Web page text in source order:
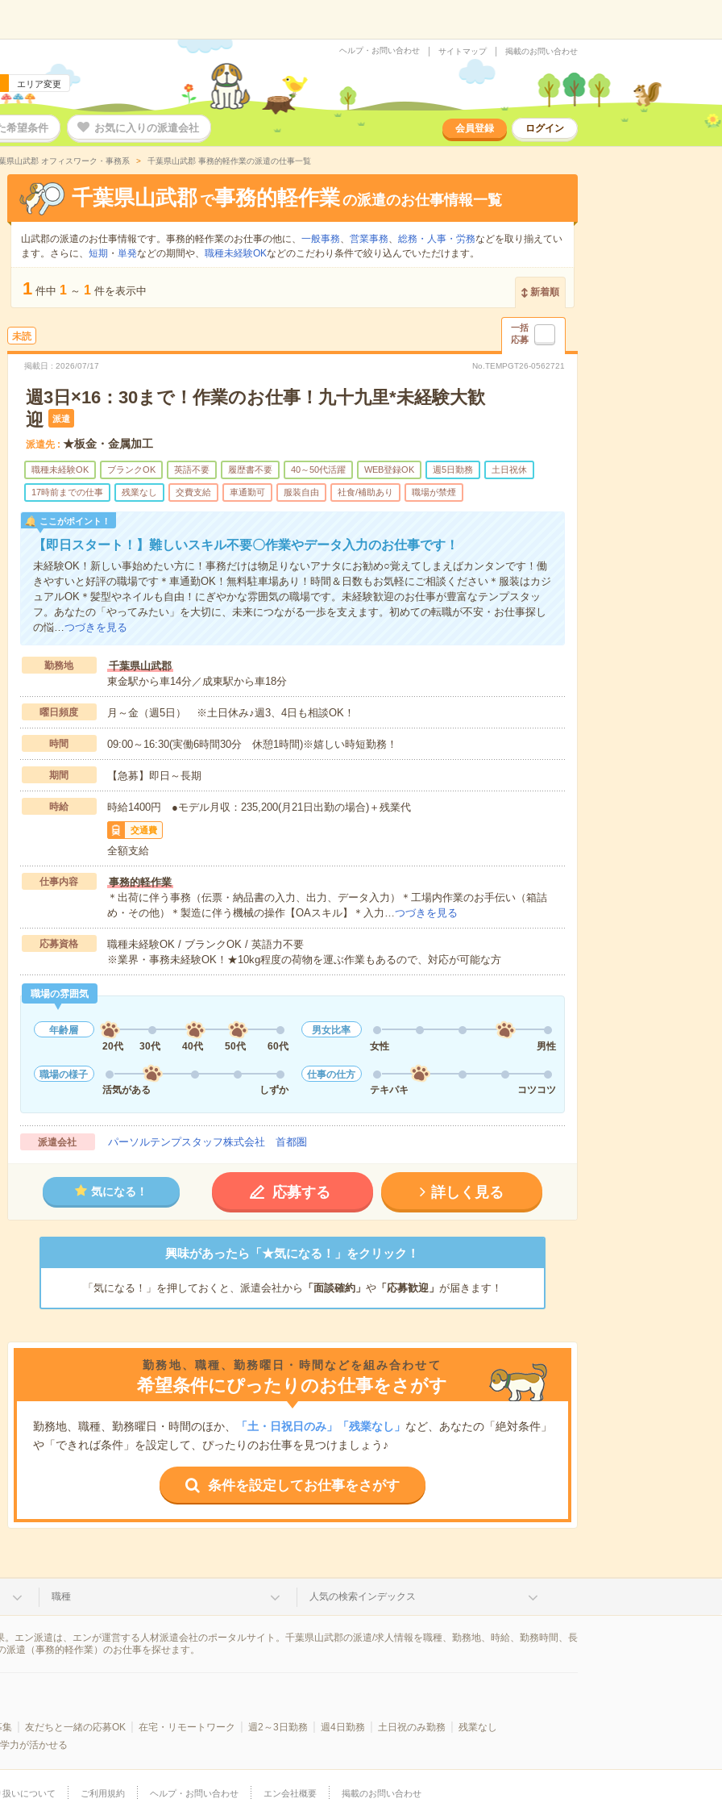
エリア変更
ヘルプ・お問い合わせ サイトマップ 掲載のお問い合わせ
希望条件 お気に入りの派遣会社 会員登録 ログイン
県山武郡 オフィスワーク・事務系 千葉県山武郡 事務的軽作業の派遣の仕事一覧
千葉県山武郡 で事務的軽作業の派遣のお仕事情報一覧
山武郡の派遣のお仕事情報です。事務的軽作業のお仕事の他に、 一般事務、 営業事務、 総務・人事・労務などを取り揃えてい
ます。さらに、 短期 ・ 単発などの期間や、 職種未経験OKなどのこだわり条件で絞り込んでいただけます。
1 件中 1 ～ 1 件を表示中 新着順
未読
一括
応募
掲載日 2026/07/17 No.TEMPGT26-0562721
週3日×16：30まで！作業のお仕事！九十九里*未経験大歓
迎
派遣
派遣先 ★板金・金属加工
職種未経験OK ブランクOK 英語不要 履歴書不要 40～50代活躍 WEB登録OK 週5日勤務 土日祝休
17時前までの仕事 残業なし 交費支給 車通勤可 服装自由 社食/補助あり 職場が禁煙
ここがポイント！
【即日スタート！】難しいスキル不要〇作業やデータ入力のお仕事です！
未経験OK！新しい事始めたい方に！事務だけは物足りないアナタにお勧め○覚えてしまえばカンタンです！働
きやすいと好評の職場です＊車通勤OK！無料駐車場あり！時間＆日数もお気軽にご相談ください＊服装はカジ
ュアルOK＊髪型やネイルも自由！にぎやかな雰囲気の職場です。未経験歓迎のお仕事が豊富なテンプスタッ
フ。あなたの「やってみたい」を大切に、未来につながる一歩を支えます。初めての転職が不安・お仕事探し
の悩…つづきを見る
勤務地
千葉県山武郡
東金駅から車14分／成東駅から車18分
曜日頻度 月～金（週5日） ※土日休み♪週3、4日も相談OK！
時間 09:00～16:30(実働6時間30分 休憩1時間)※嬉しい時短勤務！
期間 【急募】即日～長期
時給 時給1400円 ●モデル月収：235,200(月21日出勤の場合)＋残業代
交通費
全額支給
仕事内容
事務的軽作業
＊出荷に伴う事務（伝票・納品書の入力、出力、データ入力）＊工場内作業のお手伝い（箱詰
め・その他）＊製造に伴う機械の操作【OAスキル】＊入力…つづきを見る
応募資格
職種未経験OK / ブランクOK / 英語力不要
※業界・事務未経験OK！★10kg程度の荷物を運ぶ作業もあるので、対応が可能な方
職場の雰囲気
年齢層
20代
30代 40代 50代 60代
男女比率
女性
男性
職場の様子
活気がある
しずか
仕事の仕方
テキパキ
コツコツ
派遣会社 パーソルテンプスタッフ株式会社 首都圏
気になる！ 応募する 詳しく見る
興味があったら「★気になる！」をクリック！
「気になる！」を押しておくと、派遣会社から 「面談確約」 や「応募歓迎」 が届きます！
勤務地、職種、勤務曜日・時間などを組み合わせて
希望条件にぴったりのお仕事をさがす
勤務地、職種、勤務曜日・時間のほか、 「土・日祝日のみ」「残業なし」 など、あなたの「絶対条件」
や「できれば条件」を設定して、ぴったりのお仕事を見つけましょう♪
条件を設定してお仕事をさがす
職種 人気の検索インデックス
エン派遣は、エンが運営する人材派遣会社のポータルサイト。千葉県山武郡の派遣/求人情報を職種、勤務地、時給、勤務時間、長
遣（事務的軽作業）のお仕事を探せます。
集 友だちと一緒の応募OK 在宅・リモートワーク 週2～3日勤務 週4日勤務 土日祝のみ勤務
残業なし
力が活かせる
いについて ご利用規約 ヘルプ・お問い合わせ エン会社概要 掲載のお問い合わせ